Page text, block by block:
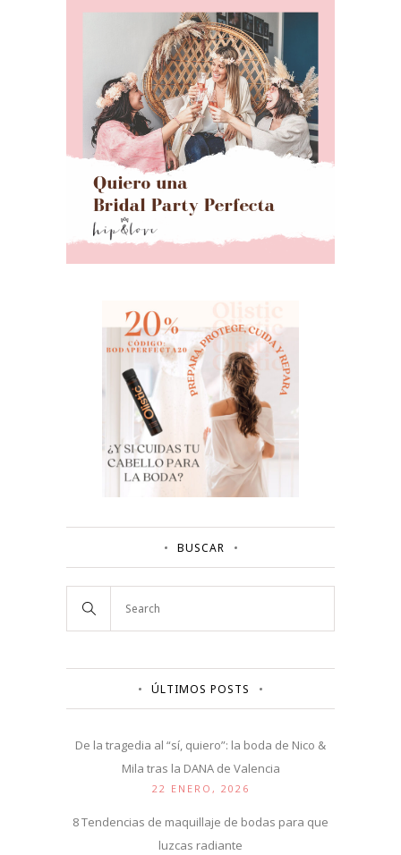
BUSCAR
ÚLTIMOS POSTS
De la tragedia al “sí, quiero”: la boda de Nico &
Mila tras la DANA de Valencia
22 ENERO, 2026
8 Tendencias de maquillaje de bodas para que
luzcas radiante